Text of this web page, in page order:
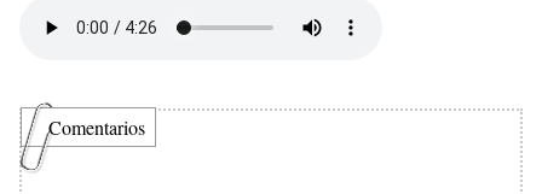
Comentarios